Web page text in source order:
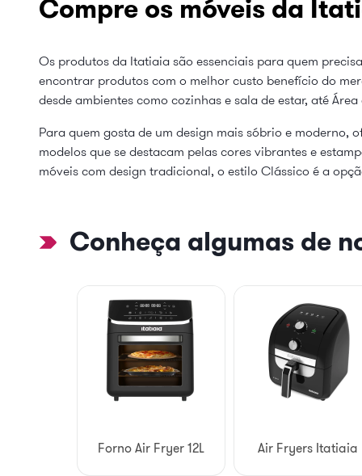
Compre os móveis da
Os produtos da Itatiaia são essenciais para quem
encontrar produtos com o melhor custo benefício do
desde ambientes como cozinhas e sala de estar, até
Para quem gosta de um design mais sóbrio e moderno,
modelos que se destacam pelas cores vibrantes e
móveis com design tradicional, o estilo Clássico é a
Conheça algumas de
Forno Air Fryer 12L Air Fryers Itatiaia